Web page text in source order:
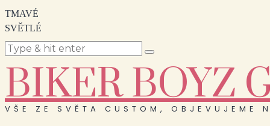
TMAVÉ
SVĚTLÉ
BIKER BOYZ
VŠE ZE SVĚTA CUSTOM, OBJEVUJEME